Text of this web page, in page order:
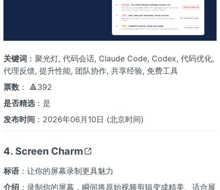
关键词 ：聚光灯, 代码会话, Claude Code, Codex, 代码优化,
代理反馈, 提升性能, 团队协作, 共享经验, 免费工具
票数： 🔺392
是否精选：是
发布时间 ：2026年06月10日 (北京时间)
4. Screen Charm
标语：让你的屏幕录制更具魅力
介绍：录制你的屏幕，瞬间将原始视频剪辑变成精美、适合展